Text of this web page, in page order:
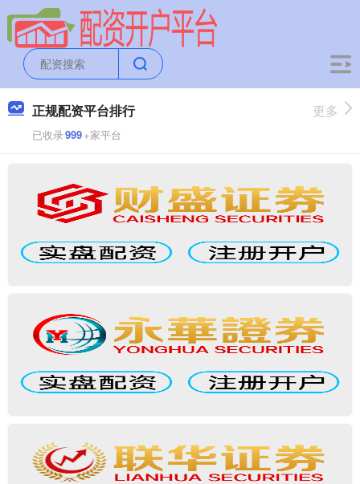
正规配资平台排行
已收录999+家平台
更多